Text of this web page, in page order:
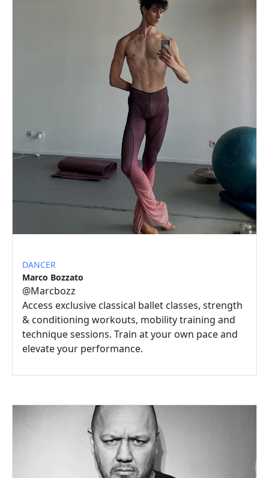
DANCER
Marco Bozzato
@Marcbozz
Access exclusive classical ballet classes, strength
& conditioning workouts, mobility training and
technique sessions. Train at your own pace and
elevate your performance.